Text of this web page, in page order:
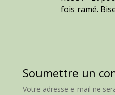
fois ramé.
Soumettre un
Votre adresse e-mail ne